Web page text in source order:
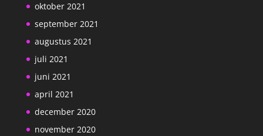
oktober 2021
september 2021
augustus 2021
juli 2021
juni 2021
april 2021
december 2020
november 2020